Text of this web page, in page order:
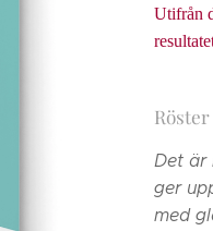
Utifrån
Det är
ger
med